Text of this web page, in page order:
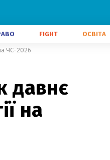
FIGHT ОСВІТА
ЧС-2026
давнє
на